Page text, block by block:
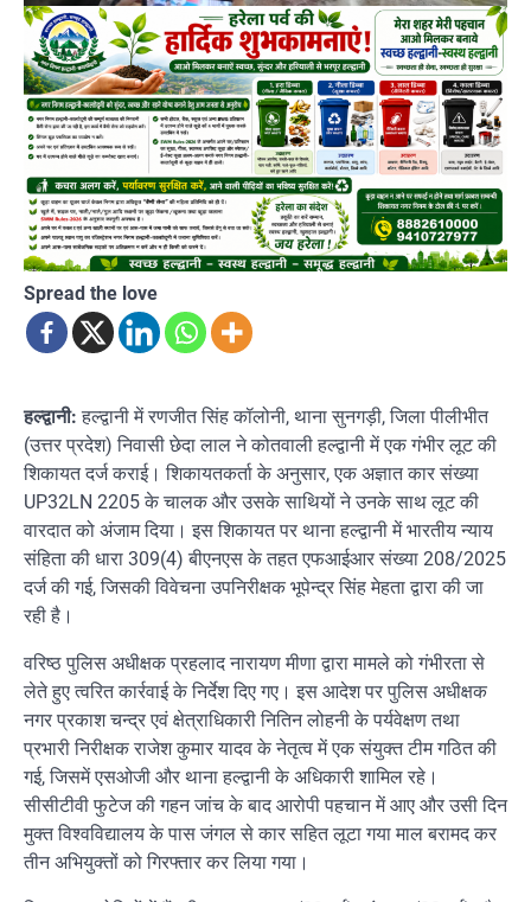
Spread the love
हल्द्वानी: हल्द्वानी में रणजीत सिंह कॉलोनी, थाना सुनगड़ी, जिला पीलीभीत
(उत्तर प्रदेश) निवासी छेदा लाल ने कोतवाली हल्द्वानी में एक गंभीर लूट की
शिकायत दर्ज कराई। शिकायतकर्ता के अनुसार, एक अज्ञात कार संख्या
UP32LN 2205 के चालक और उसके साथियों ने उनके साथ लूट की
वारदात को अंजाम दिया। इस शिकायत पर थाना हल्द्वानी में भारतीय न्याय
संहिता की धारा 309(4) बीएनएस के तहत एफआईआर संख्या 208/2025
दर्ज की गई, जिसकी विवेचना उपनिरीक्षक भूपेन्द्र सिंह मेहता द्वारा की जा
रही है।
वरिष्ठ पुलिस अधीक्षक प्रहलाद नारायण मीणा द्वारा मामले को गंभीरता से
लेते हुए त्वरित कार्रवाई के निर्देश दिए गए। इस आदेश पर पुलिस अधीक्षक
नगर प्रकाश चन्द्र एवं क्षेत्राधिकारी नितिन लोहनी के पर्यवेक्षण तथा
प्रभारी निरीक्षक राजेश कुमार यादव के नेतृत्व में एक संयुक्त टीम गठित की
गई, जिसमें एसओजी और थाना हल्द्वानी के अधिकारी शामिल रहे।
सीसीटीवी फुटेज की गहन जांच के बाद आरोपी पहचान में आए और उसी दिन
मुक्त विश्वविद्यालय के पास जंगल से कार सहित लूटा गया माल बरामद कर
तीन अभियुक्तों को गिरफ्तार कर लिया गया।